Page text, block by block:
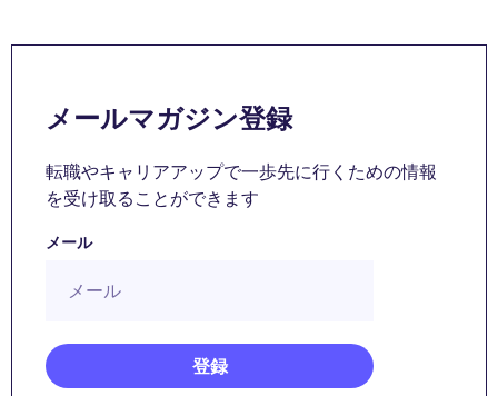
メールマガジン登録
転職やキャリアアップで一歩先に行くための情報
を受け取ることができます
メール